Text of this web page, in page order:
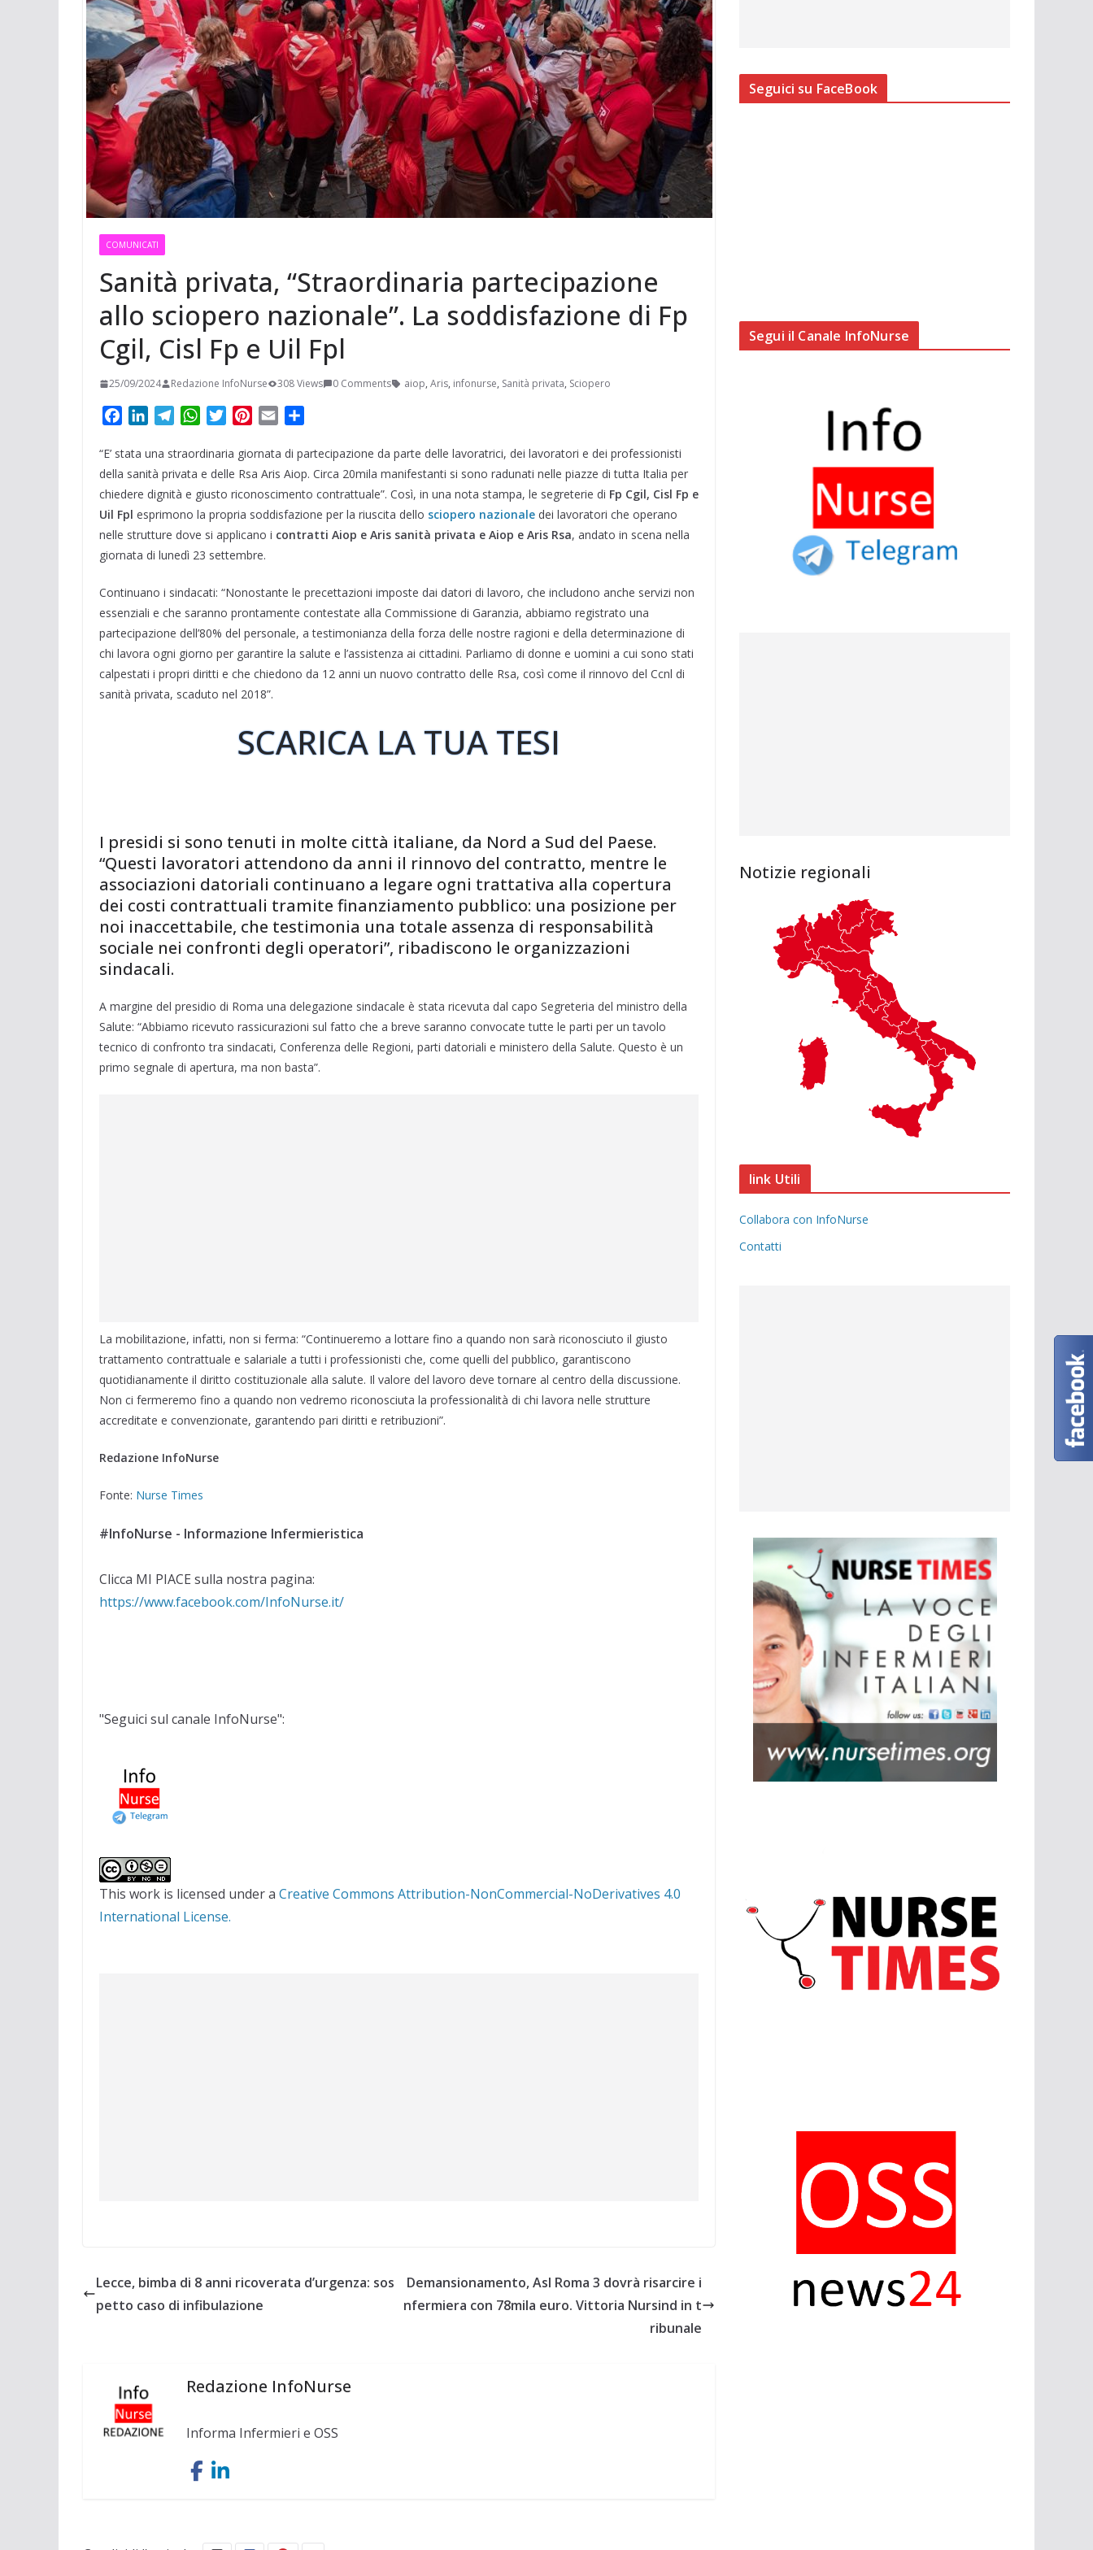
COMUNICATI
Sanità privata, “Straordinaria partecipazione
allo sciopero nazionale”. La soddisfazione di Fp
Cgil, Cisl Fp e Uil Fpl
25/09/2024 Redazione InfoNurse 308 Views 0 Comments aiop, Aris, infonurse, Sanità privata, Sciopero
c
e
b
o
o
k
n
k
e
d
I
n
l
e
g
r
a
m
W
a
t
s
A
p
p
i
t
t
e
r
n
t
e
r
e
s
a
i
l
n
d
i
v
i
“E’ stata una straordinaria giornata di partecipazione da parte delle lavoratrici, dei lavoratori e dei professionisti
della sanità privata e delle Rsa Aris Aiop. Circa 20mila manifestanti si sono radunati nelle piazze di tutta Italia per
chiedere dignità e giusto riconoscimento contrattuale”. Così, in una nota stampa, le segreterie di Fp Cgil, Cisl Fp e
Uil Fpl esprimono la propria soddisfazione per la riuscita dello sciopero nazionale dei lavoratori che operano
nelle strutture dove si applicano i contratti Aiop e Aris sanità privata e Aiop e Aris Rsa, andato in scena nella
giornata di lunedì 23 settembre.
Continuano i sindacati: “Nonostante le precettazioni imposte dai datori di lavoro, che includono anche servizi non
essenziali e che saranno prontamente contestate alla Commissione di Garanzia, abbiamo registrato una
partecipazione dell’80% del personale, a testimonianza della forza delle nostre ragioni e della determinazione di
chi lavora ogni giorno per garantire la salute e l’assistenza ai cittadini. Parliamo di donne e uomini a cui sono stati
calpestati i propri diritti e che chiedono da 12 anni un nuovo contratto delle Rsa, così come il rinnovo del Ccnl di
sanità privata, scaduto nel 2018”.
SCARICA LA TUA TESI
I presidi si sono tenuti in molte città italiane, da Nord a Sud del Paese.
“Questi lavoratori attendono da anni il rinnovo del contratto, mentre le
associazioni datoriali continuano a legare ogni trattativa alla copertura
dei costi contrattuali tramite finanziamento pubblico: una posizione per
noi inaccettabile, che testimonia una totale assenza di responsabilità
sociale nei confronti degli operatori”, ribadiscono le organizzazioni
sindacali.
A margine del presidio di Roma una delegazione sindacale è stata ricevuta dal capo Segreteria del ministro della
Salute: “Abbiamo ricevuto rassicurazioni sul fatto che a breve saranno convocate tutte le parti per un tavolo
tecnico di confronto tra sindacati, Conferenza delle Regioni, parti datoriali e ministero della Salute. Questo è un
primo segnale di apertura, ma non basta”.
La mobilitazione, infatti, non si ferma: “Continueremo a lottare fino a quando non sarà riconosciuto il giusto
trattamento contrattuale e salariale a tutti i professionisti che, come quelli del pubblico, garantiscono
quotidianamente il diritto costituzionale alla salute. Il valore del lavoro deve tornare al centro della discussione.
Non ci fermeremo fino a quando non vedremo riconosciuta la professionalità di chi lavora nelle strutture
accreditate e convenzionate, garantendo pari diritti e retribuzioni”.
Redazione InfoNurse
Fonte: Nurse Times
#InfoNurse - Informazione Infermieristica
Clicca MI PIACE sulla nostra pagina:
https://www.facebook.com/InfoNurse.it/
"Seguici sul canale InfoNurse":
This work is licensed under a Creative Commons Attribution-NonCommercial-NoDerivatives 4.0
International License.
Lecce, bimba di 8 anni ricoverata d’urgenza: sos
petto caso di infibulazione
Demansionamento, Asl Roma 3 dovrà risarcire i
nfermiera con 78mila euro. Vittoria Nursind in t
ribunale
Redazione InfoNurse
Informa Infermieri e OSS
Seguici su FaceBook
Segui il Canale InfoNurse
Notizie regionali
link Utili
Collabora con InfoNurse
Contatti